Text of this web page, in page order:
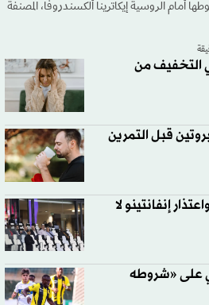
أمام الروسية إيكاترينا ألكسندروفا، المصنفة
التخفيف من
قبل التمرين
إنفانتينو لا
على «شروطه